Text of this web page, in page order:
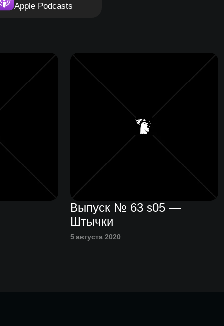
Apple Podcasts
Выпуск № 63 s05 —
Штычки
5 августа 2020